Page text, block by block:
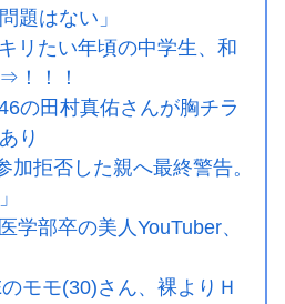
題はない」
リたい年頃の中学生、和
！！！
の田村真佑さんが胸チラ
り
加拒否した親へ最終警告。
学部卒の美人YouTuber、
のモモ(30)さん、裸よりＨ